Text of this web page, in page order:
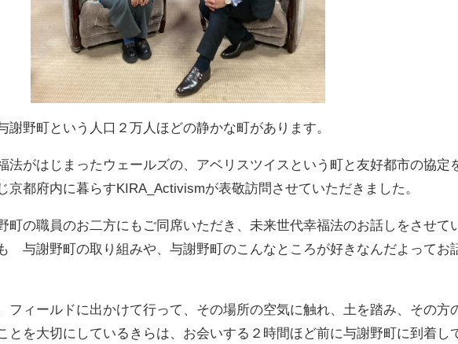
謝野町という人口２万人ほどの静かな町があります。
法がはじまったウェールズの、アベリスツイスという町と友好都市の協定
京都府内に暮らすKIRA_Activismが表敬訪問させていただきました。
町の職員のお二方にもご同席いただき、未来世代幸福法のお話しをさせて
与謝野町の取り組みや、与謝野町のこんなところが好きなんだよってお
フィールドに出かけて行って、その場所の空気に触れ、土を踏み、その方
とを大切にしているきらは、お会いする２時間ほど前に与謝野町に到着し